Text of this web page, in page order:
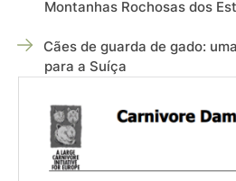
Montanhas Rochosas dos
Cães de guarda de gado:
para a Suíça